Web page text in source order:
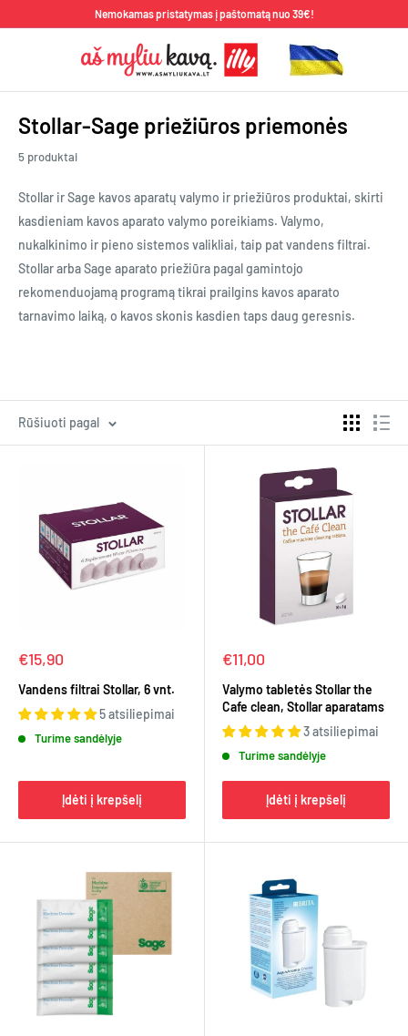
Nemokamas pristatymas į paštomatą nuo 39€!
Aš
Stollar-Sage priežiūros priemonės
5 produktai
Stollar ir Sage kavos aparatų valymo ir priežiūros produktai, skirti
kasdieniam kavos aparato valymo poreikiams. Valymo,
nukalkinimo ir pieno sistemos valikliai, taip pat vandens filtrai.
Stollar arba Sage aparato priežiūra pagal gamintojo
rekomenduojamą programą tikrai prailgins kavos aparato
tarnavimo laiką, o kavos skonis kasdien taps daug geresnis.
Rūšiuoti pagal
Kaina
€15,90
Vandens filtrai Stollar, 6 vnt.
5 atsiliepimai
Turime sandėlyje
Įdėti į krepšelį
Kaina
€11,00
Valymo tabletės Stollar the
Cafe clean, Stollar aparatams
3 atsiliepimai
Turime sandėlyje
Įdėti į krepšelį